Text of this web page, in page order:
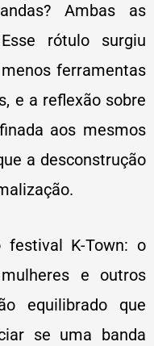
Ambas as
rótulo surgiu
ferramentas
e a reflexão sobre
aos mesmos
a desconstrução
festival K-Town: o
e outros
equilibrado que
se uma banda